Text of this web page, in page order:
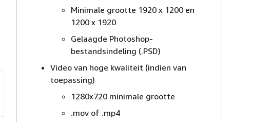
Minimale grootte 1920 x 1200 en
1200 x 1920
Gelaagde Photoshop-
bestandsindeling (.PSD)
Video van hoge kwaliteit (indien van
toepassing)
1280x720 minimale grootte
.mov of .mp4